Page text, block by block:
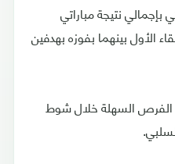
نتيجة مباراتي
الأول بينهما بفوزه بهدفين
الفرص السهلة خلال شوط